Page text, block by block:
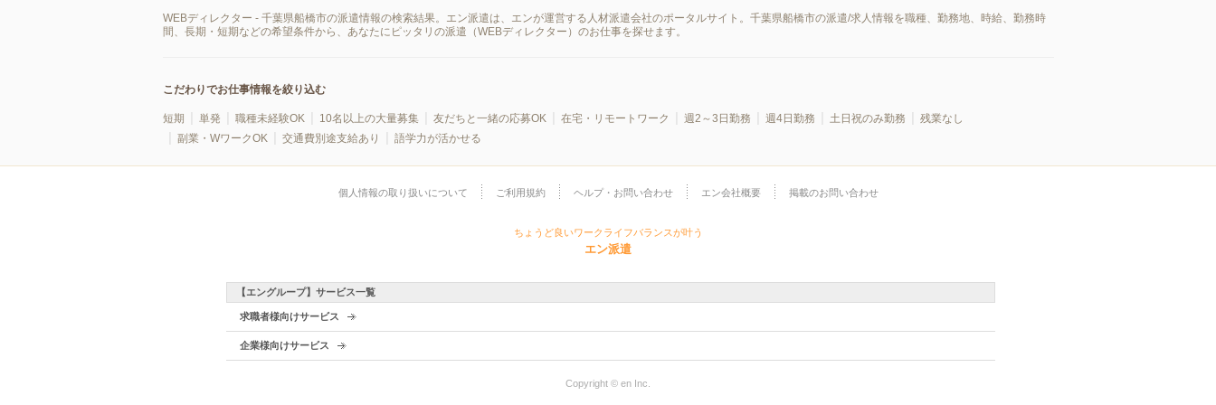
WEBディレクター - 千葉県船橋市の派遣情報の検索結果。エン派遣は、エンが運営する人材派遣会社のポータルサイト。千葉県船橋市の派遣/求人情報を職種、勤務地、時給、勤務時
間、長期・短期などの希望条件から、あなたにピッタリの派遣（WEBディレクター）のお仕事を探せます。
こだわりでお仕事情報を絞り込む
短期 単発 職種未経験OK 10名以上の大量募集 友だちと一緒の応募OK 在宅・リモートワーク 週2～3日勤務 週4日勤務 土日祝のみ勤務
残業なし
副業・WワークOK
交通費別途支給あり 語学力が活かせる
個人情報の取り扱いについて ご利用規約 ヘルプ・お問い合わせ エン会社概要 掲載のお問い合わせ
ちょうど良いワークライフバランスが叶う
エン派遣
【エングループ】サービス一覧
求職者様向けサービス
企業様向けサービス
Copyright © en Inc.